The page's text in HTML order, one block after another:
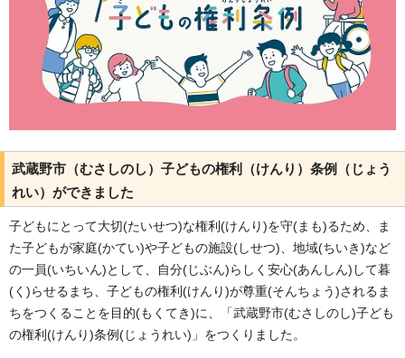
武蔵野市（むさしのし）子どもの権利（けんり）条例（じょう
れい）ができました
子どもにとって大切(たいせつ)な権利(けんり)を守(まも)るため、ま
た子どもが家庭(かてい)や子どもの施設(しせつ)、地域(ちいき)など
の一員(いちいん)として、自分(じぶん)らしく安心(あんしん)して暮
(く)らせるまち、子どもの権利(けんり)が尊重(そんちょう)されるま
ちをつくることを目的(もくてき)に、「武蔵野市(むさしのし)子ども
の権利(けんり)条例(じょうれい)」をつくりました。